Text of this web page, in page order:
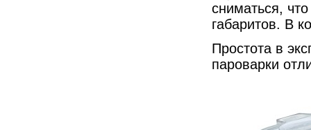
сниматься,
габаритов. В
Простота в
пароварки